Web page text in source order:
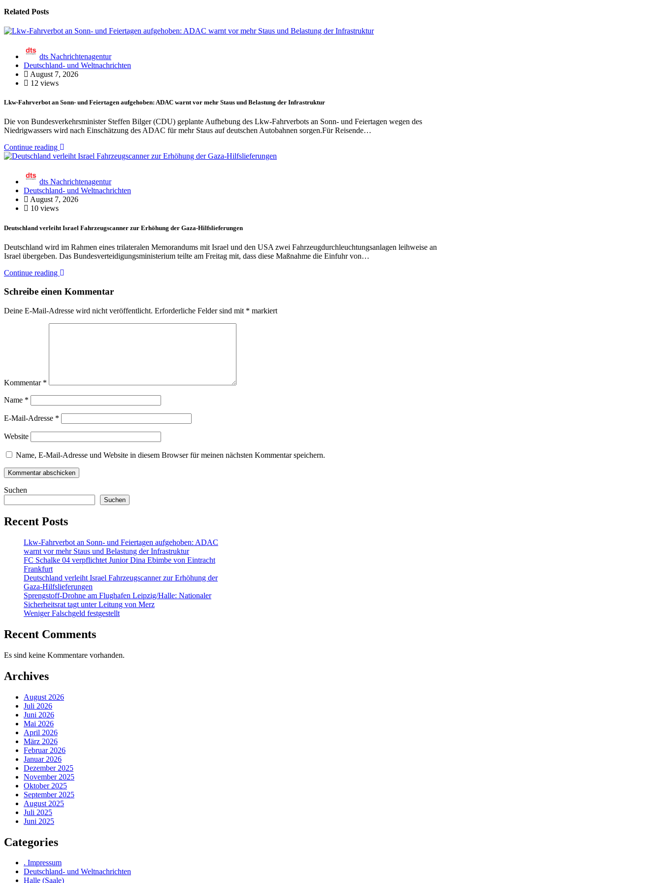
Related Posts
dts Nachrichtenagentur
Deutschland- und Weltnachrichten
August 7, 2026
12 views
Lkw-Fahrverbot an Sonn- und Feiertagen aufgehoben: ADAC warnt vor mehr Staus und Belastung der Infrastruktur
Die von Bundesverkehrsminister Steffen Bilger (CDU) geplante Aufhebung des Lkw-Fahrverbots an Sonn- und Feiertagen wegen des
Niedrigwassers wird nach Einschätzung des ADAC für mehr Staus auf deutschen Autobahnen sorgen.Für Reisende…
Continue reading
dts Nachrichtenagentur
Deutschland- und Weltnachrichten
August 7, 2026
10 views
Deutschland verleiht Israel Fahrzeugscanner zur Erhöhung der Gaza-Hilfslieferungen
Deutschland wird im Rahmen eines trilateralen Memorandums mit Israel und den USA zwei Fahrzeugdurchleuchtungsanlagen leihweise an
Israel übergeben. Das Bundesverteidigungsministerium teilte am Freitag mit, dass diese Maßnahme die Einfuhr von…
Continue reading
Schreibe einen Kommentar
Deine E-Mail-Adresse wird nicht veröffentlicht. Erforderliche Felder sind mit * markiert
Kommentar *
Name *
E-Mail-Adresse *
Website
Name, E-Mail-Adresse und Website in diesem Browser für meinen nächsten Kommentar speichern.
Suchen
Suchen
Recent Posts
Lkw-Fahrverbot an Sonn- und Feiertagen aufgehoben: ADAC
warnt vor mehr Staus und Belastung der Infrastruktur
FC Schalke 04 verpflichtet Junior Dina Ebimbe von Eintracht
Frankfurt
Deutschland verleiht Israel Fahrzeugscanner zur Erhöhung der
Gaza-Hilfslieferungen
Sprengstoff-Drohne am Flughafen Leipzig/Halle: Nationaler
Sicherheitsrat tagt unter Leitung von Merz
Weniger Falschgeld festgestellt
Recent Comments
Es sind keine Kommentare vorhanden.
Archives
August 2026
Juli 2026
Juni 2026
Mai 2026
April 2026
März 2026
Februar 2026
Januar 2026
Dezember 2025
November 2025
Oktober 2025
September 2025
August 2025
Juli 2025
Juni 2025
Categories
. Impressum
Deutschland- und Weltnachrichten
Halle (Saale)